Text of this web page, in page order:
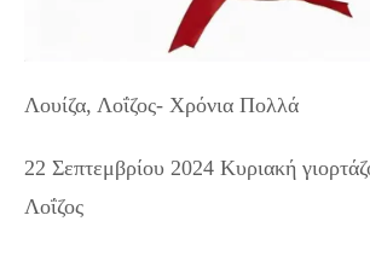
Λουίζα, Λοΐζος- Χρόνια Πολλά
22 Σεπτεμβρίου 2024 Κυριακή
Λοΐζος